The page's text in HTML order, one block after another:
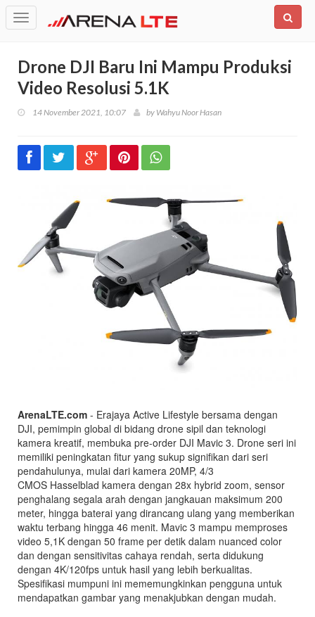
Toggle
navigation
Drone DJI Baru Ini Mampu Produksi
Video Resolusi 5.1K
14 November 2021, 10:07 by Wahyu Noor Hasan
ArenaLTE.com - Erajaya Active Lifestyle bersama dengan
DJI, pemimpin global di bidang drone sipil dan teknologi
kamera kreatif, membuka pre-order DJI Mavic 3. Drone seri ini
memiliki peningkatan fitur yang sukup signifikan dari seri
pendahulunya, mulai dari kamera 20MP, 4/3
CMOS Hasselblad kamera dengan 28x hybrid zoom, sensor
penghalang segala arah dengan jangkauan maksimum 200
meter, hingga baterai yang dirancang ulang yang memberikan
waktu terbang hingga 46 menit. Mavic 3 mampu memproses
video 5,1K dengan 50 frame per detik dalam nuanced color
dan dengan sensitivitas cahaya rendah, serta didukung
dengan 4K/120fps untuk hasil yang lebih berkualitas.
Spesifikasi mumpuni ini mememungkinkan pengguna untuk
mendapatkan gambar yang menakjubkan dengan mudah.